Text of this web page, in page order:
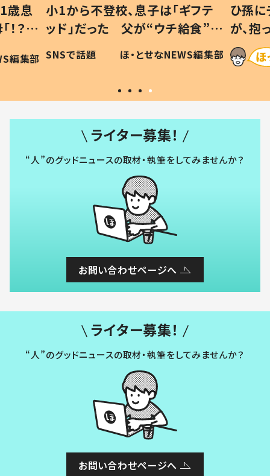
歳息
？」
編集部
小1から不登校、息子は「ギフテ
ッド」だった 父が“ウチ給食”を
作り続ける理由とは #令和の親
#令和の子
SNSで話題 ほ・とせなNEWS編集部
ひ孫
が、
「涙が
い」
ライター募集！
“人”のグッドニュースの取材・執筆をしてみませんか？
お問い合わせページへ
ライター募集！
“人”のグッドニュースの取材・執筆をしてみませんか？
お問い合わせページへ